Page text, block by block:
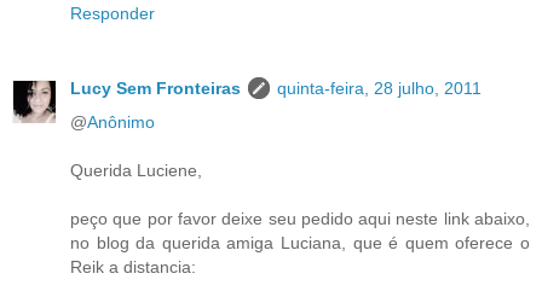
Responder
Lucy Sem Fronteiras
quinta-feira, 28 julho, 2011
@Anônimo
Querida Luciene,
peço que por favor deixe seu pedido aqui neste link abaixo,
no blog da querida amiga Luciana, que é quem oferece o
Reik a distancia: